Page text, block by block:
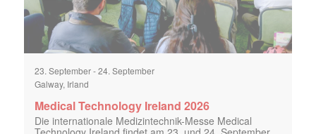
23. September-24. September
Galway, Irland
Medical Technology Ireland 2026
Die internationale Medizintechnik-Messe Medical